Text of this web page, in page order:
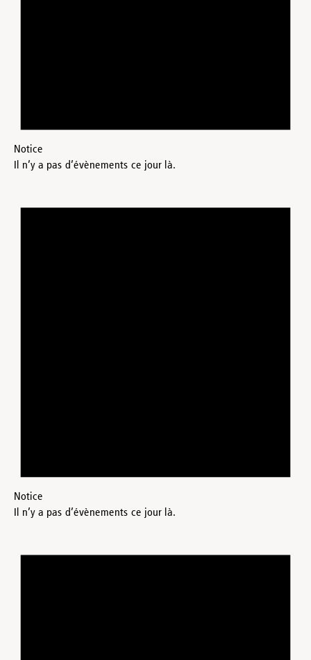
Notice
Il n’y a pas d’évènements ce jour là.
Notice
Il n’y a pas d’évènements ce jour là.